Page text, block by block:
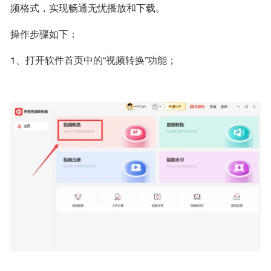
频格式，实现畅通无忧播放和下载。
操作步骤如下：
1、打开软件首页中的“视频转换”功能；